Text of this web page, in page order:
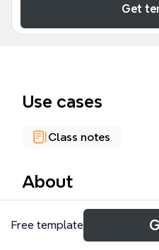
Get
Use cases
Class notes
About
この「W.H」Period 1
史の第1期における主要な
Free template